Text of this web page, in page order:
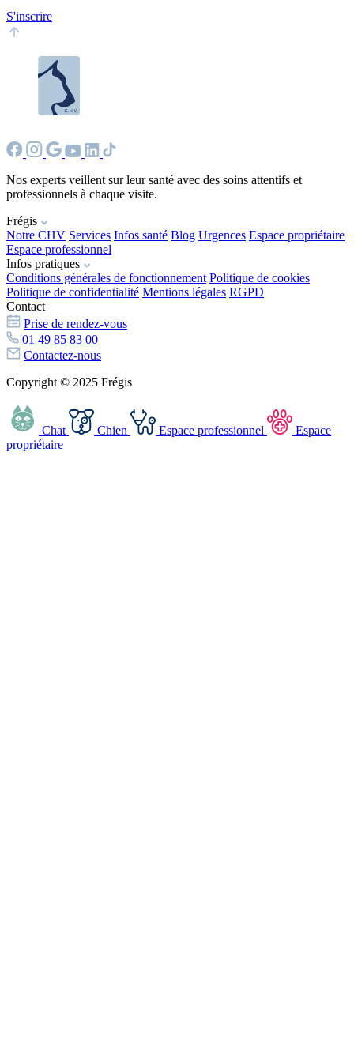
S'inscrire
Nos experts veillent sur leur santé avec des soins attentifs et
professionnels à chaque visite.
Frégis
Notre CHV Services Infos santé Blog Urgences Espace propriétaire
Espace professionnel
Infos pratiques
Conditions générales de fonctionnement Politique de cookies
Politique de confidentialité Mentions légales RGPD
Contact
Prise de rendez-vous
01 49 85 83 00
Contactez-nous
Copyright © 2025 Frégis
Chat Chien Espace professionnel
Espace
propriétaire